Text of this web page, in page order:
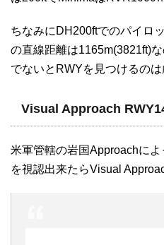
ちなみにDH200ftでのパイロ
の直線距離は1165m(3821ft)
でないとRWYを見つけるのは
Visual Approach
米軍管轄の岩国Approachに
を視認出来たらVisual